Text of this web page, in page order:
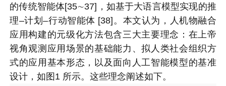
的传统智能体[35∼37]，如基于大语言模型实现的推
理–计划–行动智能体 [38]。本文认为，人机物融合
应用构建的元级化方法包含三大主要理念：在上帝
视角观测应用场景的基础能力、拟人类社会组织方
式的应用基本形态，以及面向人工智能模型的基准
设计，如图1 所示。这些理念阐述如下。